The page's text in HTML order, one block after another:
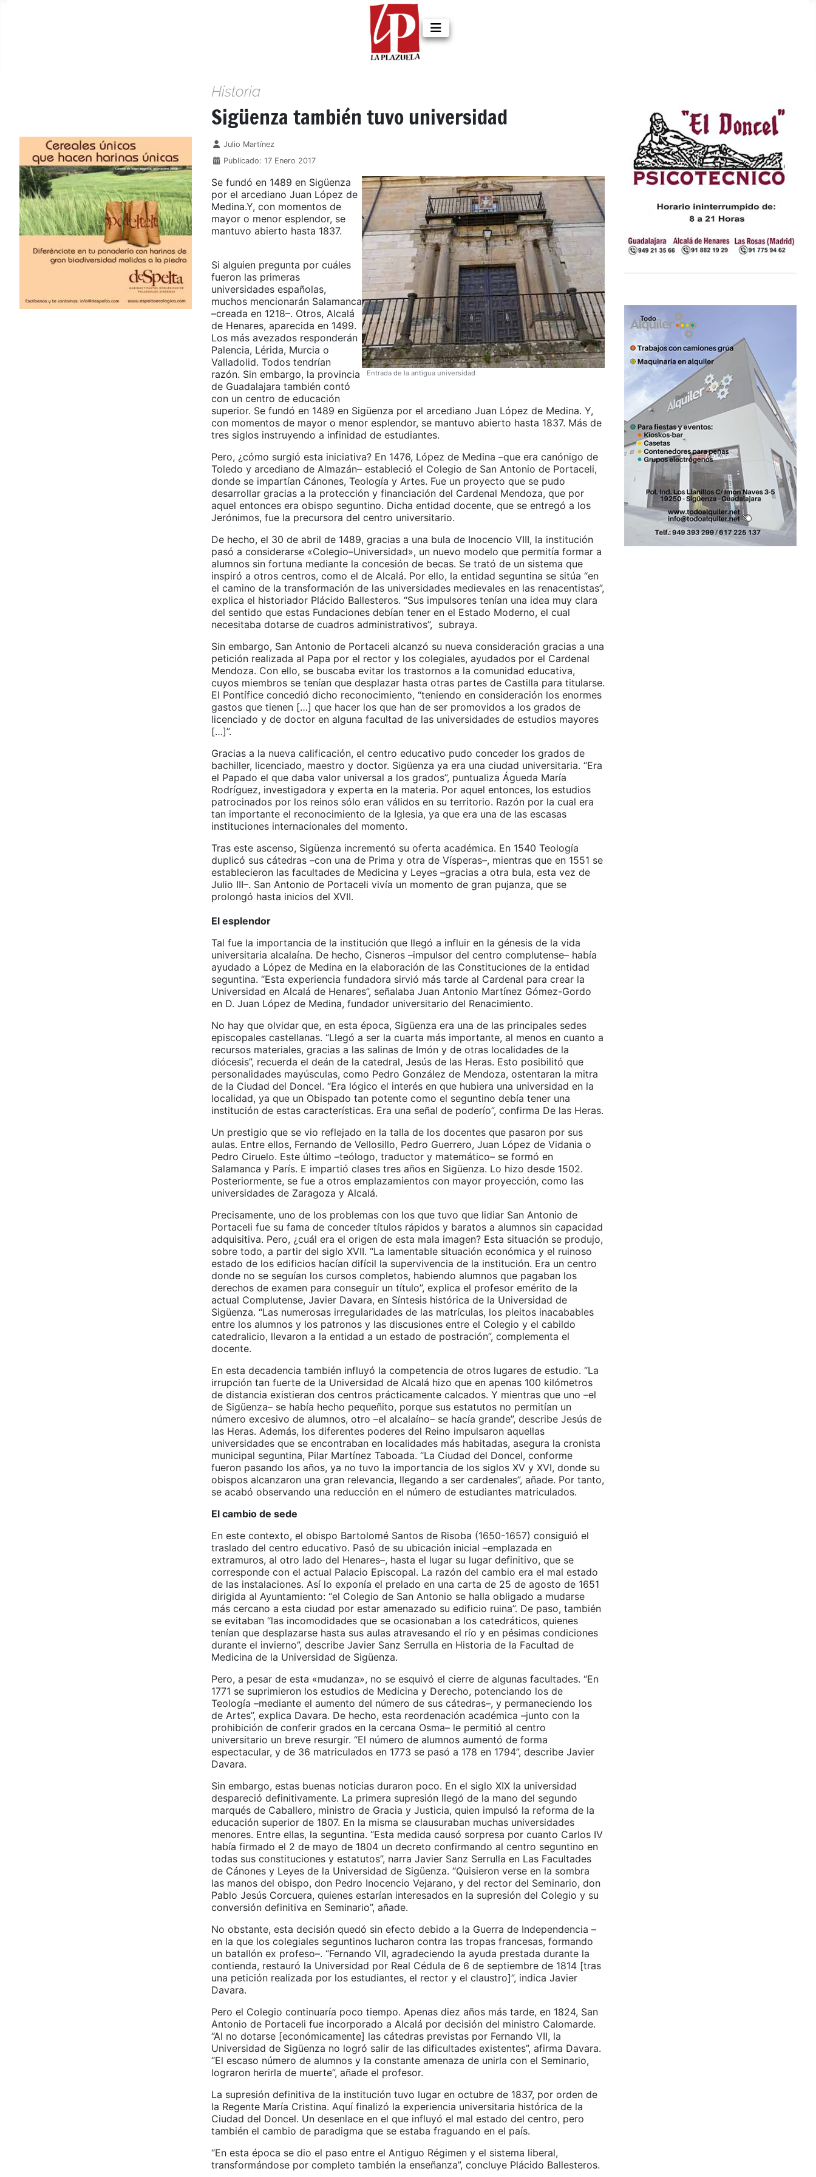
Historia
Sigüenza también tuvo universidad
Detalles
Julio Martínez
Publicado: 17 Enero 2017
Entrada de la antigua universidad
Se fundó en 1489 en Sigüenza
por el arcediano Juan López de
Medina.Y, con momentos de
mayor o menor esplendor, se
mantuvo abierto hasta 1837.
Si alguien pregunta por cuáles
fueron las primeras
universidades españolas,
muchos mencionarán Salamanca
–creada en 1218–. Otros, Alcalá
de Henares, aparecida en 1499.
Los más avezados responderán
Palencia, Lérida, Murcia o
Valladolid. Todos tendrían
razón. Sin embargo, la provincia
de Guadalajara también contó
con un centro de educación
superior. Se fundó en 1489 en Sigüenza por el arcediano Juan López de Medina. Y,
con momentos de mayor o menor esplendor, se mantuvo abierto hasta 1837. Más de
tres siglos instruyendo a infinidad de estudiantes.
Pero, ¿cómo surgió esta iniciativa? En 1476, López de Medina –que era canónigo de
Toledo y arcediano de Almazán– estableció el Colegio de San Antonio de Portaceli,
donde se impartían Cánones, Teología y Artes. Fue un proyecto que se pudo
desarrollar gracias a la protección y financiación del Cardenal Mendoza, que por
aquel entonces era obispo seguntino. Dicha entidad docente, que se entregó a los
Jerónimos, fue la precursora del centro universitario.
De hecho, el 30 de abril de 1489, gracias a una bula de Inocencio VIII, la institución
pasó a considerarse «Colegio–Universidad», un nuevo modelo que permitía formar a
alumnos sin fortuna mediante la concesión de becas. Se trató de un sistema que
inspiró a otros centros, como el de Alcalá. Por ello, la entidad seguntina se sitúa “en
el camino de la transformación de las universidades medievales en las renacentistas”,
explica el historiador Plácido Ballesteros. “Sus impulsores tenían una idea muy clara
del sentido que estas Fundaciones debían tener en el Estado Moderno, el cual
necesitaba dotarse de cuadros administrativos”, subraya.
Sin embargo, San Antonio de Portaceli alcanzó su nueva consideración gracias a una
petición realizada al Papa por el rector y los colegiales, ayudados por el Cardenal
Mendoza. Con ello, se buscaba evitar los trastornos a la comunidad educativa,
cuyos miembros se tenían que desplazar hasta otras partes de Castilla para titularse.
El Pontífice concedió dicho reconocimiento, “teniendo en consideración los enormes
gastos que tienen […] que hacer los que han de ser promovidos a los grados de
licenciado y de doctor en alguna facultad de las universidades de estudios mayores
[…]”.
Gracias a la nueva calificación, el centro educativo pudo conceder los grados de
bachiller, licenciado, maestro y doctor. Sigüenza ya era una ciudad universitaria. “Era
el Papado el que daba valor universal a los grados”, puntualiza Águeda María
Rodríguez, investigadora y experta en la materia. Por aquel entonces, los estudios
patrocinados por los reinos sólo eran válidos en su territorio. Razón por la cual era
tan importante el reconocimiento de la Iglesia, ya que era una de las escasas
instituciones internacionales del momento.
Tras este ascenso, Sigüenza incrementó su oferta académica. En 1540 Teología
duplicó sus cátedras –con una de Prima y otra de Vísperas–, mientras que en 1551 se
establecieron las facultades de Medicina y Leyes –gracias a otra bula, esta vez de
Julio III–. San Antonio de Portaceli vivía un momento de gran pujanza, que se
prolongó hasta inicios del XVII.
El esplendor
Tal fue la importancia de la institución que llegó a influir en la génesis de la vida
universitaria alcalaína. De hecho, Cisneros –impulsor del centro complutense– había
ayudado a López de Medina en la elaboración de las Constituciones de la entidad
seguntina. “Esta experiencia fundadora sirvió más tarde al Cardenal para crear la
Universidad en Alcalá de Henares”, señalaba Juan Antonio Martínez Gómez-Gordo
en D. Juan López de Medina, fundador universitario del Renacimiento.
No hay que olvidar que, en esta época, Sigüenza era una de las principales sedes
episcopales castellanas. “Llegó a ser la cuarta más importante, al menos en cuanto a
recursos materiales, gracias a las salinas de Imón y de otras localidades de la
diócesis”, recuerda el deán de la catedral, Jesús de las Heras. Esto posibilitó que
personalidades mayúsculas, como Pedro González de Mendoza, ostentaran la mitra
de la Ciudad del Doncel. “Era lógico el interés en que hubiera una universidad en la
localidad, ya que un Obispado tan potente como el seguntino debía tener una
institución de estas características. Era una señal de poderío”, confirma De las Heras.
Un prestigio que se vio reflejado en la talla de los docentes que pasaron por sus
aulas. Entre ellos, Fernando de Vellosillo, Pedro Guerrero, Juan López de Vidania o
Pedro Ciruelo. Este último –teólogo, traductor y matemático– se formó en
Salamanca y París. E impartió clases tres años en Sigüenza. Lo hizo desde 1502.
Posteriormente, se fue a otros emplazamientos con mayor proyección, como las
universidades de Zaragoza y Alcalá.
Precisamente, uno de los problemas con los que tuvo que lidiar San Antonio de
Portaceli fue su fama de conceder títulos rápidos y baratos a alumnos sin capacidad
adquisitiva. Pero, ¿cuál era el origen de esta mala imagen? Esta situación se produjo,
sobre todo, a partir del siglo XVII. “La lamentable situación económica y el ruinoso
estado de los edificios hacían difícil la supervivencia de la institución. Era un centro
donde no se seguían los cursos completos, habiendo alumnos que pagaban los
derechos de examen para conseguir un título”, explica el profesor emérito de la
actual Complutense, Javier Davara, en Síntesis histórica de la Universidad de
Sigüenza. “Las numerosas irregularidades de las matrículas, los pleitos inacabables
entre los alumnos y los patronos y las discusiones entre el Colegio y el cabildo
catedralicio, llevaron a la entidad a un estado de postración”, complementa el
docente.
En esta decadencia también influyó la competencia de otros lugares de estudio. “La
irrupción tan fuerte de la Universidad de Alcalá hizo que en apenas 100 kilómetros
de distancia existieran dos centros prácticamente calcados. Y mientras que uno –el
de Sigüenza– se había hecho pequeñito, porque sus estatutos no permitían un
número excesivo de alumnos, otro –el alcalaíno– se hacía grande”, describe Jesús de
las Heras. Además, los diferentes poderes del Reino impulsaron aquellas
universidades que se encontraban en localidades más habitadas, asegura la cronista
municipal seguntina, Pilar Martínez Taboada. “La Ciudad del Doncel, conforme
fueron pasando los años, ya no tuvo la importancia de los siglos XV y XVI, donde su
obispos alcanzaron una gran relevancia, llegando a ser cardenales”, añade. Por tanto,
se acabó observando una reducción en el número de estudiantes matriculados.
El cambio de sede
En este contexto, el obispo Bartolomé Santos de Risoba (1650-1657) consiguió el
traslado del centro educativo. Pasó de su ubicación inicial –emplazada en
extramuros, al otro lado del Henares–, hasta el lugar su lugar definitivo, que se
corresponde con el actual Palacio Episcopal. La razón del cambio era el mal estado
de las instalaciones. Así lo exponía el prelado en una carta de 25 de agosto de 1651
dirigida al Ayuntamiento: “el Colegio de San Antonio se halla obligado a mudarse
más cercano a esta ciudad por estar amenazado su edificio ruina”. De paso, también
se evitaban “las incomodidades que se ocasionaban a los catedráticos, quienes
tenían que desplazarse hasta sus aulas atravesando el río y en pésimas condiciones
durante el invierno”, describe Javier Sanz Serrulla en Historia de la Facultad de
Medicina de la Universidad de Sigüenza.
Pero, a pesar de esta «mudanza», no se esquivó el cierre de algunas facultades. “En
1771 se suprimieron los estudios de Medicina y Derecho, potenciando los de
Teología –mediante el aumento del número de sus cátedras–, y permaneciendo los
de Artes”, explica Davara. De hecho, esta reordenación académica –junto con la
prohibición de conferir grados en la cercana Osma– le permitió al centro
universitario un breve resurgir. “El número de alumnos aumentó de forma
espectacular, y de 36 matriculados en 1773 se pasó a 178 en 1794”, describe Javier
Davara.
Sin embargo, estas buenas noticias duraron poco. En el siglo XIX la universidad
despareció definitivamente. La primera supresión llegó de la mano del segundo
marqués de Caballero, ministro de Gracia y Justicia, quien impulsó la reforma de la
educación superior de 1807. En la misma se clausuraban muchas universidades
menores. Entre ellas, la seguntina. “Esta medida causó sorpresa por cuanto Carlos IV
había firmado el 2 de mayo de 1804 un decreto confirmando al centro seguntino en
todas sus constituciones y estatutos”, narra Javier Sanz Serrulla en Las Facultades
de Cánones y Leyes de la Universidad de Sigüenza. “Quisieron verse en la sombra
las manos del obispo, don Pedro Inocencio Vejarano, y del rector del Seminario, don
Pablo Jesús Corcuera, quienes estarían interesados en la supresión del Colegio y su
conversión definitiva en Seminario”, añade.
No obstante, esta decisión quedó sin efecto debido a la Guerra de Independencia –
en la que los colegiales seguntinos lucharon contra las tropas francesas, formando
un batallón ex profeso–. “Fernando VII, agradeciendo la ayuda prestada durante la
contienda, restauró la Universidad por Real Cédula de 6 de septiembre de 1814 [tras
una petición realizada por los estudiantes, el rector y el claustro]”, indica Javier
Davara.
Pero el Colegio continuaría poco tiempo. Apenas diez años más tarde, en 1824, San
Antonio de Portaceli fue incorporado a Alcalá por decisión del ministro Calomarde.
“Al no dotarse [económicamente] las cátedras previstas por Fernando VII, la
Universidad de Sigüenza no logró salir de las dificultades existentes”, afirma Davara.
“El escaso número de alumnos y la constante amenaza de unirla con el Seminario,
lograron herirla de muerte”, añade el profesor.
La supresión definitiva de la institución tuvo lugar en octubre de 1837, por orden de
la Regente María Cristina. Aquí finalizó la experiencia universitaria histórica de la
Ciudad del Doncel. Un desenlace en el que influyó el mal estado del centro, pero
también el cambio de paradigma que se estaba fraguando en el país.
“En esta época se dio el paso entre el Antiguo Régimen y el sistema liberal,
transformándose por completo también la enseñanza”, concluye Plácido Ballesteros.